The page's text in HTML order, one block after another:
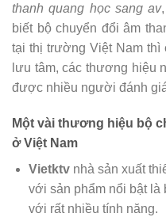
thanh quang học sang av
biết bộ chuyển đổi âm
tại thị trường Việt Nam thì
lưu tâm, các thương hiệu
được nhiều người đánh
Một vài thương hiệu bộ
ở Việt Nam
Vietktvnhà sản xuất
với sản phẩm nổi bật là
với rất nhiều tính năng.